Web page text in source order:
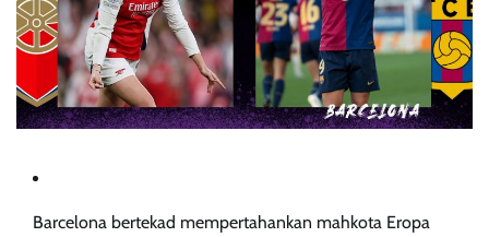
Barcelona bertekad mempertahankan mahkota Eropa